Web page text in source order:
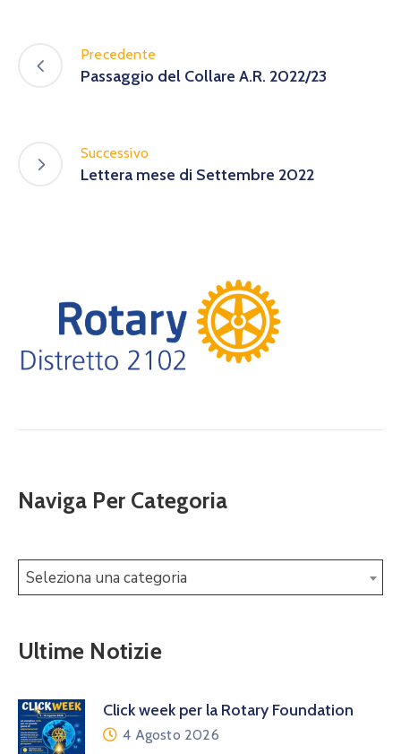
Precedente
Passaggio del Collare A.R. 2022/23
Successivo
Lettera mese di Settembre 2022
Naviga Per Categoria
Seleziona una categoria
Ultime Notizie
Click week per la Rotary Foundation
4 Agosto 2026